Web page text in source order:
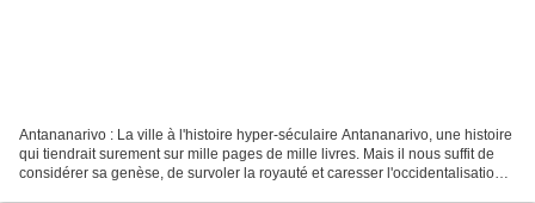
Antananarivo : La ville à l'histoire hyper-séculaire Antananarivo, une histoire
qui tiendrait surement sur mille pages de mille livres. Mais il nous suffit de
considérer sa genèse, de survoler la royauté et caresser l'occidentalisation